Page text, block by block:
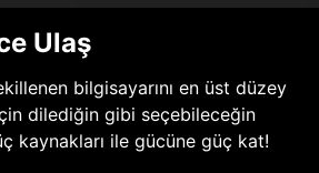
Ulaş
bilgisayarını en üst düzey
dilediğin gibi seçebileceğin
kaynakları ile gücüne güç kat!